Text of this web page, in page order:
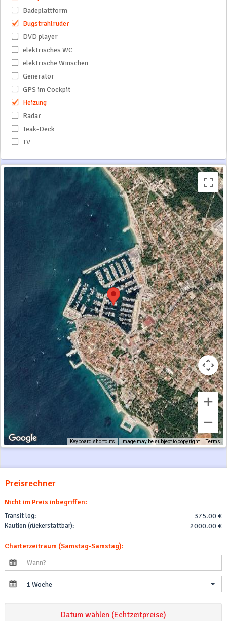
Badeplattform
Bugstrahlruder
DVD player
elektrisches WC
elektrische Winschen
Generator
GPS im Cockpit
Heizung
Radar
Teak-Deck
TV
Keyboard shortcuts Image may be subject to copyright Terms
Preisrechner
Nicht im Preis inbegriffen:
Transit log: 375.00 €
Kaution (rückerstattbar): 2000.00 €
Charterzeitraum (Samstag-Samstag):
1 Woche
Datum wählen (Echtzeitpreise)